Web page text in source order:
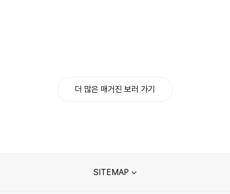
더 많은 매거진 보러 가기
SITEMAP